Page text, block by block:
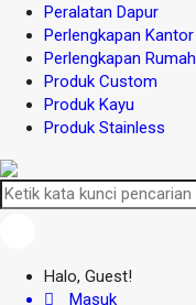
Peralatan Dapur
Perlengkapan Kantor
Perlengkapan Rumah
Produk Custom
Produk Kayu
Produk Stainless
Halo, Guest!
Masuk